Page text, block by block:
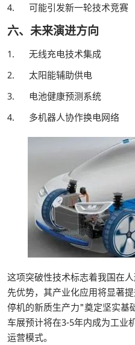
4. 可能引发新一轮技术竞赛
六、未来演进方向
1. 无线充电技术集成
2. 太阳能辅助供电
3. 电池健康预测系统
4. 多机器人协作换电网络
这项突破性技术标志着我国在
先优势，其产业化应用将显著
停机的新质生产力"奠定坚实基
车展预计将在3-5年内成为工业
运营模式。